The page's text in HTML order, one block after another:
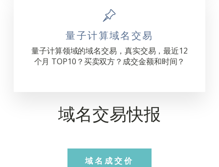
量子计算域名交易
量子计算领域的域名交易，真实交易，最近12
个月 TOP10？买卖双方？成交金额和时间？
域名交易快报
域名成交价